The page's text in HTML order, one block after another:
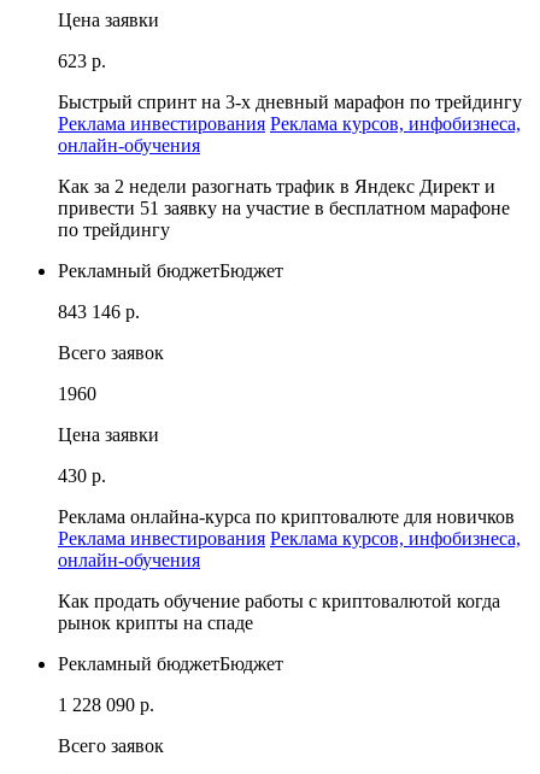
Цена заявки
623 р.
Быстрый спринт на 3-х дневный марафон по трейдингу
Реклама инвестирования Реклама курсов, инфобизнеса,
онлайн-обучения
Как за 2 недели разогнать трафик в Яндекс Директ и
привести 51 заявку на участие в бесплатном марафоне
по трейдингу
Рекламный бюджетБюджет
843 146 р.
Всего заявок
1960
Цена заявки
430 р.
Реклама онлайна-курса по криптовалюте для новичков
Реклама инвестирования Реклама курсов, инфобизнеса,
онлайн-обучения
Как продать обучение работы с криптовалютой когда
рынок крипты на спаде
Рекламный бюджетБюджет
1 228 090 р.
Всего заявок